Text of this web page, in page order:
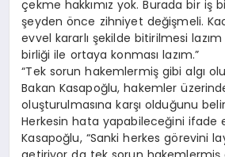
çekme hakkımız yok. Burada bir iş
şeyden önce zihniyet değişmeli.
evvel kararlı şekilde bitirilmesi
birliği ile ortaya konması lazım.”
“Tek sorun hakemlermiş gibi algı
Bakan Kasapoğlu, hakemler
oluşturulmasına karşı olduğunu
Herkesin hata yapabileceğini ifade
Kasapoğlu, “Sanki herkes görevini